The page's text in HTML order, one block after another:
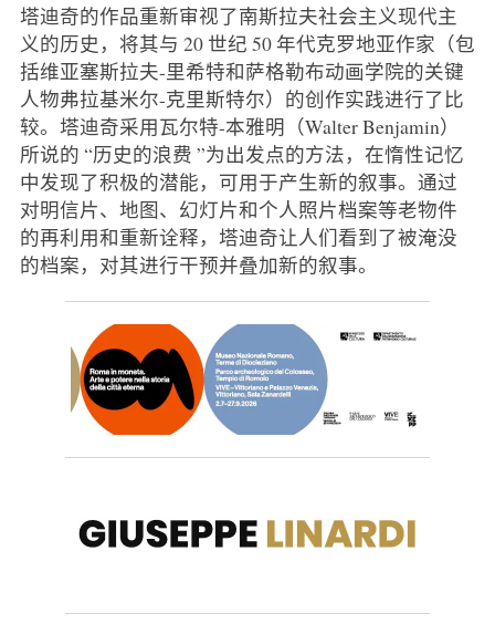
塔迪奇的作品重新审视了南斯拉夫社会主义现代主
义的历史，将其与 20 世纪 50 年代克罗地亚作家（包
括维亚塞斯拉夫-里希特和萨格勒布动画学院的关键
人物弗拉基米尔-克里斯特尔）的创作实践进行了比
较。塔迪奇采用瓦尔特-本雅明（Walter Benjamin）
所说的 “历史的浪费 ”为出发点的方法，在惰性记忆
中发现了积极的潜能，可用于产生新的叙事。通过
对明信片、地图、幻灯片和个人照片档案等老物件
的再利用和重新诠释，塔迪奇让人们看到了被淹没
的档案，对其进行干预并叠加新的叙事。